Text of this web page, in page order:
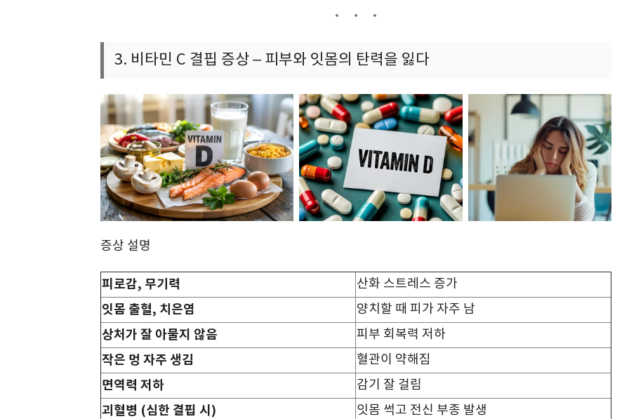
3. 비타민 C 결핍 증상 – 피부와 잇몸의 탄력을 잃다
증상 설명
피로감, 무기력 산화 스트레스 증가
잇몸 출혈, 치은염 양치할 때 피가 자주 남
상처가 잘 아물지 않음 피부 회복력 저하
작은 멍 자주 생김 혈관이 약해짐
면역력 저하 감기 잘 걸림
괴혈병 (심한 결핍 시) 잇몸 썩고 전신 부종 발생